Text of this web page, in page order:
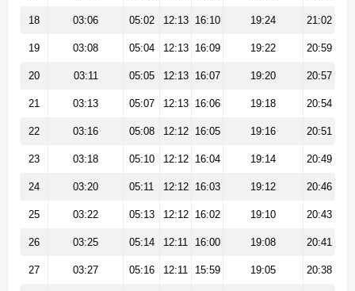
18 03:06 05:02 12:13 16:10 19:24 21:02
19 03:08 05:04 12:13 16:09 19:22 20:59
20 03:11 05:05 12:13 16:07 19:20 20:57
21 03:13 05:07 12:13 16:06 19:18 20:54
22 03:16 05:08 12:12 16:05 19:16 20:51
23 03:18 05:10 12:12 16:04 19:14 20:49
24 03:20 05:11 12:12 16:03 19:12 20:46
25 03:22 05:13 12:12 16:02 19:10 20:43
26 03:25 05:14 12:11 16:00 19:08 20:41
27 03:27 05:16 12:11 15:59 19:05 20:38